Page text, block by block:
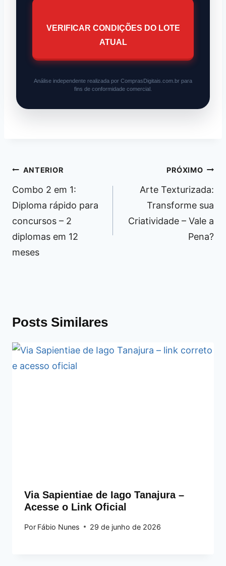
VERIFICAR CONDIÇÕES DO LOTE
ATUAL
Análise independente realizada por ComprasDigitais.com.br para
fins de conformidade comercial.
Navegação
de
Post
ANTERIOR
Combo 2 em 1:
Diploma rápido para
concursos – 2
diplomas em 12
meses
PRÓXIMO
Arte Texturizada:
Transforme sua
Criatividade – Vale a
Pena?
Posts Similares
Via Sapientiae de Iago Tanajura –
Acesse o Link Oficial
Por Fábio Nunes 29 de junho de 2026